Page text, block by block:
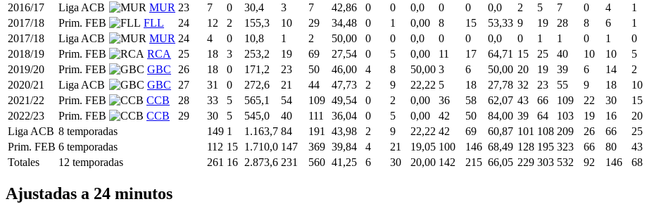
2016/17
Liga ACB MUR 23 7 0 30,4 3 7 42,86 0 0 0,0 0 0 0,0 2 5 7 0 4 1
2017/18
Prim. FEB FLL 24 12 2 155,3 10 29 34,48 0 1 0,00 8 15 53,33 9 19 28 8 6 1
2017/18
Liga ACB MUR 24 4 0 10,8 1 2 50,00 0 0 0,0 0 0 0,0 0 1 1 0 1 0
2018/19
Prim. FEB RCA 25 18 3 253,2 19 69 27,54 0 5 0,00 11 17 64,71 15 25 40 10 10 5
2019/20
Prim. FEB GBC 26 18 0 171,2 23 50 46,00 4 8 50,00 3 6 50,00 20 19 39 6 14 2
2020/21
Liga ACB GBC 27 31 0 272,6 21 44 47,73 2 9 22,22 5 18 27,78 32 23 55 9 18 10
2021/22
Prim. FEB CCB 28 33 5 565,1 54 109 49,54 0 2 0,00 36 58 62,07 43 66 109 22 30 15
2022/23
Prim. FEB CCB 29 30 5 545,0 40 111 36,04 0 5 0,00 42 50 84,00 39 64 103 19 16 20
Liga ACB 8 temporadas 149 1 1.163,7 84 191 43,98 2 9 22,22 42 69 60,87 101 108 209 26 66 25
Prim. FEB 6 temporadas 112 15 1.710,0 147 369 39,84 4 21 19,05 100 146 68,49 128 195 323 66 80 43
Totales
12 temporadas 261 16 2.873,6 231 560 41,25 6 30 20,00 142 215 66,05 229 303 532 92 146 68
Ajustadas a 24 minutos